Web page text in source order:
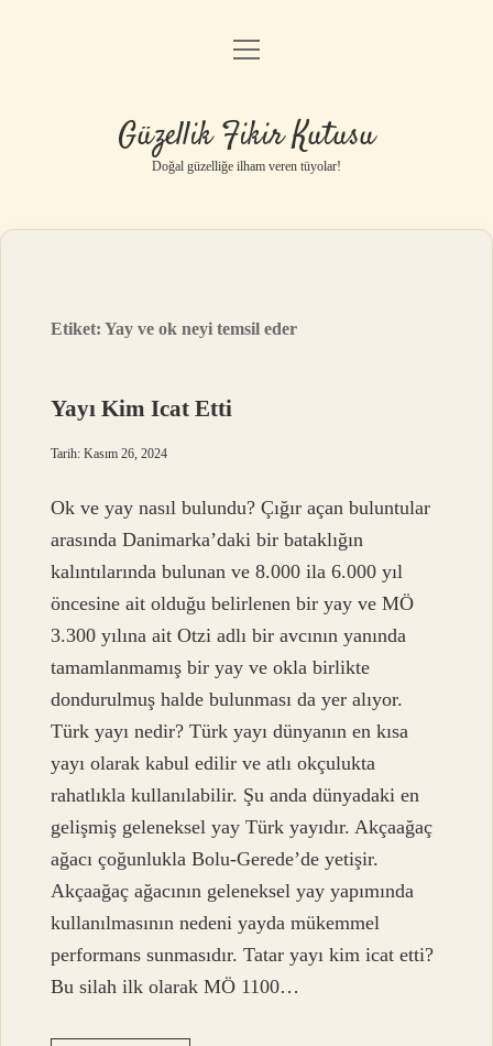
Anasayfa
Yasal Uyarı
menüyü
Güzellik Fikir Kutusu
Doğal güzelliğe ilham veren tüyolar!
Etiket:Yay ve ok neyi temsil eder
Yayı Kim Icat Etti
Tarih: Kasım 26, 2024
Ok ve yay nasıl bulundu? Çığır açan buluntular
arasında Danimarka’daki bir bataklığın
kalıntılarında bulunan ve 8.000 ila 6.000 yıl
öncesine ait olduğu belirlenen bir yay ve MÖ
3.300 yılına ait Otzi adlı bir avcının yanında
tamamlanmamış bir yay ve okla birlikte
dondurulmuş halde bulunması da yer alıyor.
Türk yayı nedir? Türk yayı dünyanın en kısa
yayı olarak kabul edilir ve atlı okçulukta
rahatlıkla kullanılabilir. Şu anda dünyadaki en
gelişmiş geleneksel yay Türk yayıdır. Akçaağaç
ağacı çoğunlukla Bolu-Gerede’de yetişir.
Akçaağaç ağacının geleneksel yay yapımında
kullanılmasının nedeni yayda mükemmel
performans sunmasıdır. Tatar yayı kim icat etti?
Bu silah ilk olarak MÖ 1100…